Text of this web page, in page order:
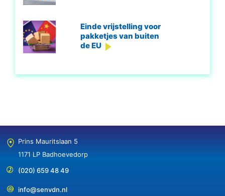
Einde vrijstelling voor
pakketjes van buiten
de EU
Prins Mauritslaan 5
1171 LP Badhoevedorp
(020) 659 48 49
info@senvdn.nl